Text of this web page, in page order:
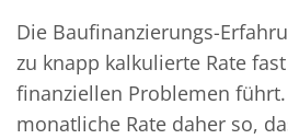
Die Baufinanzierungs-
zu knapp kalkulierte Rate
finanziellen Problemen
monatliche Rate daher so,